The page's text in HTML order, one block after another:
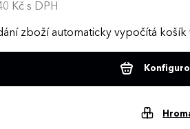
svítilnu EXES a
Kčs DPH
zboží automaticky vypočítá